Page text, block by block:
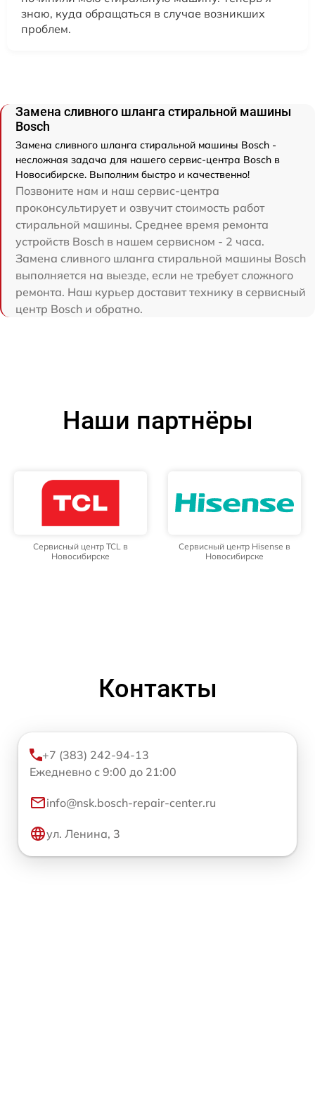
знаю, куда обращаться в случае возникших
проблем.
Замена сливного шланга стиральной машины
Bosch
Замена сливного шланга стиральной машины Bosch -
несложная задача для нашего сервис-центра Bosch в
Новосибирске. Выполним быстро и качественно!
Позвоните нам и наш сервис-центра
проконсультирует и озвучит стоимость работ
стиральной машины. Среднее время ремонта
устройств Bosch в нашем сервисном - 2 часа.
Замена сливного шланга стиральной машины Bosch
выполняется на выезде, если не требует сложного
ремонта. Наш курьер доставит технику в сервисный
центр Bosch и обратно.
Наши партнёры
Сервисный центр TCL в
Новосибирске
Сервисный центр Hisense в
Новосибирске
Контакты
+7 (383) 242-94-13
Ежедневно с 9:00 до 21:00
info@nsk.bosch-repair-center.ru
ул. Ленина, 3